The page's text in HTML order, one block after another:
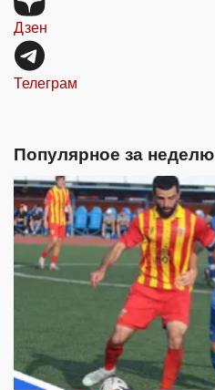
Дзен
Телеграм
Популярное за неделю